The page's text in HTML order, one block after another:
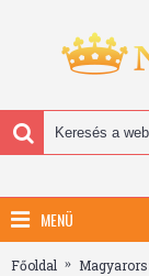
MENÜ
Főoldal